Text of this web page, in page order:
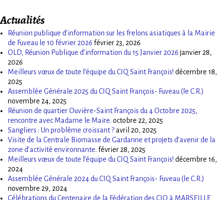
Actualités
Réunion publique d’information sur les frelons asiatiques à la Mairie
de Fuveau le 10 février 2026 février 23, 2026
OLD, Réunion Publique d’information du 15 Janvier 2026 janvier 28,
2026
Meilleurs vœux de toute l’équipe du CIQ Saint François! décembre 18,
2025
Assemblée Générale 2025 du CIQ Saint François- Fuveau (le C.R.)
novembre 24, 2025
Réunion de quartier Ouvière-Saint François du 4 Octobre 2025,
rencontre avec Madame le Maire. octobre 22, 2025
Sangliers : Un problème croissant ?avril 20, 2025
Visite de la Centrale Biomasse de Gardanne et projets d’avenir de la
zone d’activité environnante. février 28, 2025
Meilleurs vœux de toute l’équipe du CIQ Saint François! décembre 16,
2024
Assemblée Générale 2024 du CIQ Saint François- Fuveau (le C.R.)
novembre 29, 2024
Célébrations du Centenaire de la Fédération des CIQ à MARSEILLE